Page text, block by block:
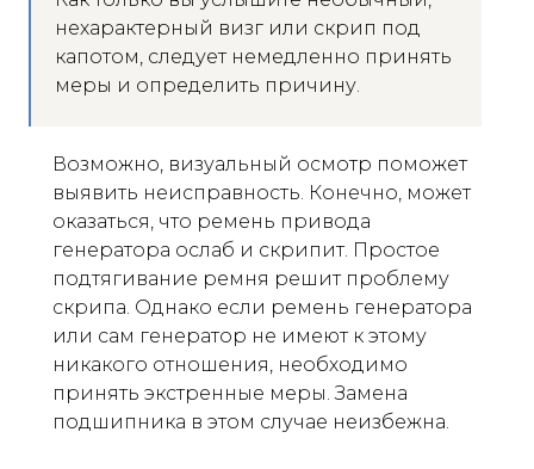
нехарактерный визг или скрип под
капотом, следует немедленно принять
меры и определить причину.
Возможно, визуальный осмотр поможет
выявить неисправность. Конечно, может
оказаться, что ремень привода
генератора ослаб и скрипит. Простое
подтягивание ремня решит проблему
скрипа. Однако если ремень генератора
или сам генератор не имеют к этому
никакого отношения, необходимо
принять экстренные меры. Замена
подшипника в этом случае неизбежна.